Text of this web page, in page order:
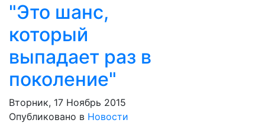
"Это шанс,
который
выпадает раз в
поколение"
Вторник, 17 Ноябрь 2015
Опубликовано в Новости